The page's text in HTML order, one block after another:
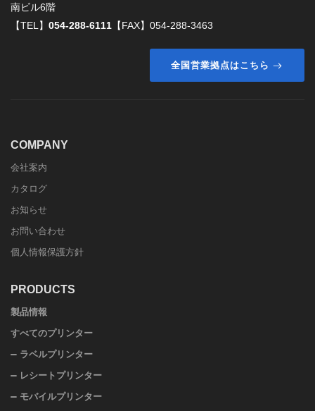
南ビル6階
【TEL】 054-288-6111 【FAX】054-288-3463
全国営業拠点はこちら
COMPANY
会社案内
カタログ
お知らせ
お問い合わせ
個人情報保護方針
PRODUCTS
製品情報
すべてのプリンター
ラベルプリンター
レシートプリンター
モバイルプリンター